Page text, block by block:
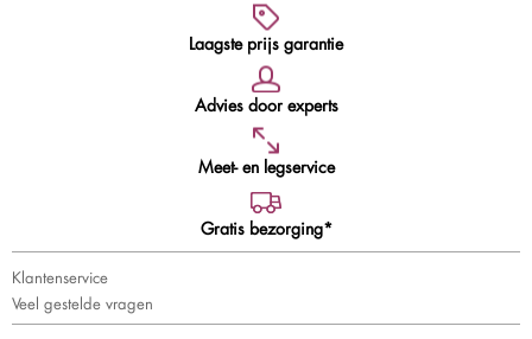
Laagste prijs garantie
Advies door experts
Meet- en legservice
Gratis bezorging*
Klantenservice
Veel gestelde vragen